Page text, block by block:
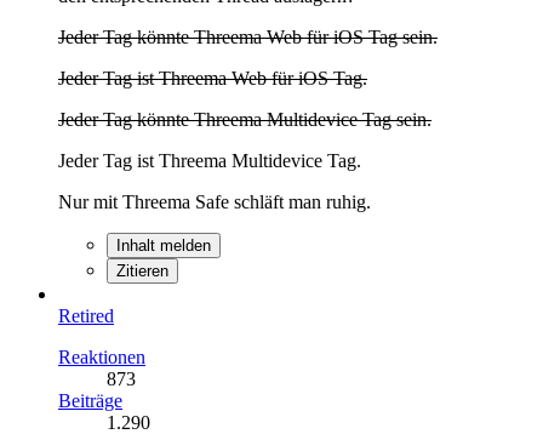
Jeder Tag könnte Threema Web für iOS Tag sein.
Jeder Tag ist Threema Web für iOS Tag.
Jeder Tag könnte Threema Multidevice Tag sein.
Jeder Tag ist Threema Multidevice Tag.
Nur mit Threema Safe schläft man ruhig.
Inhalt melden
Zitieren
Retired
Reaktionen
873
Beiträge
1.290